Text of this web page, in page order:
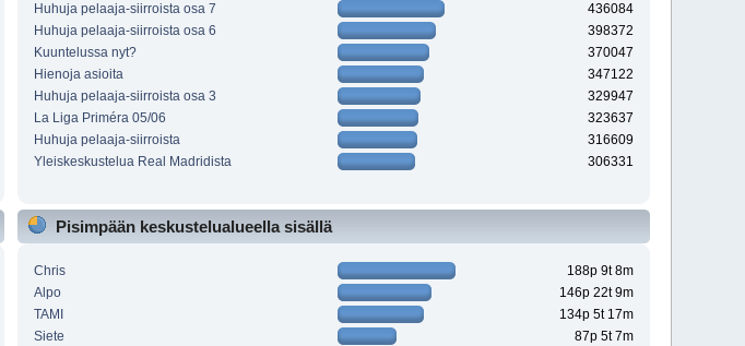
Huhuja pelaaja-siirroista osa 7
436084
Huhuja pelaaja-siirroista osa 6
398372
Kuuntelussa nyt?
370047
Hienoja asioita
347122
Huhuja pelaaja-siirroista osa 3
329947
La Liga Priméra 05/06
323637
Huhuja pelaaja-siirroista
316609
Yleiskeskustelua Real Madridista
306331
Pisimpään keskustelualueella sisällä
Chris
188p 9t 8m
Alpo
146p 22t 9m
TAMI
134p 5t 17m
Siete
87p 5t 7m